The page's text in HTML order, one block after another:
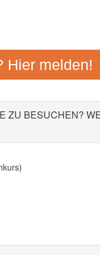
WEIL AM
5, 79576 Weil am
Hier melden!
ZU BESUCHEN?